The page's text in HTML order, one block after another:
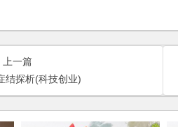
上一篇
结探析(科技创业)